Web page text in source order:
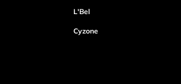
Escribe un comentario
L'Bel
Cyzone